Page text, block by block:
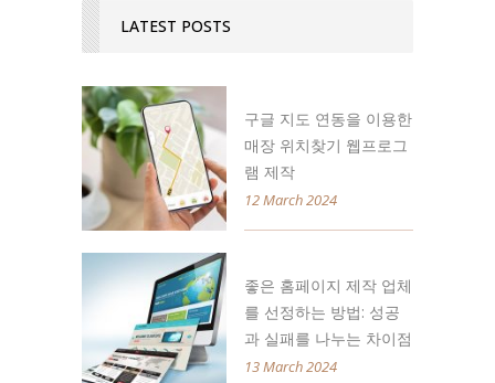
LATEST POSTS
구글 지도 연동을 이용한
매장 위치찾기 웹프로그
램 제작
12 March 2024
좋은 홈페이지 제작 업체
를 선정하는 방법: 성공
과 실패를 나누는 차이점
13 March 2024